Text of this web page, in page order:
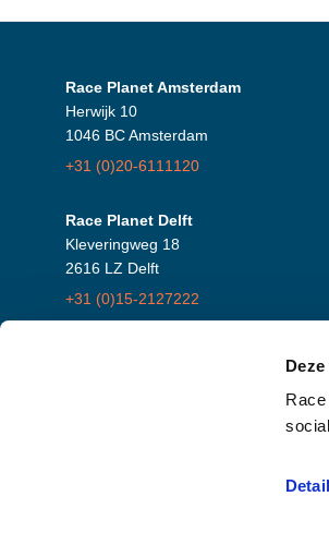
Race Planet Amsterdam
Herwijk 10
1046 BC Amsterdam
+31 (0)20-6111120
Race Planet Delft
Kleveringweg 18
2616 LZ Delft
+31 (0)15-2127222